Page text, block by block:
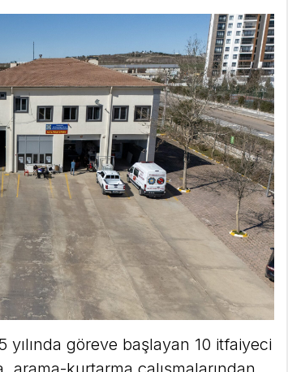
yılında göreve başlayan 10 itfaiyeci